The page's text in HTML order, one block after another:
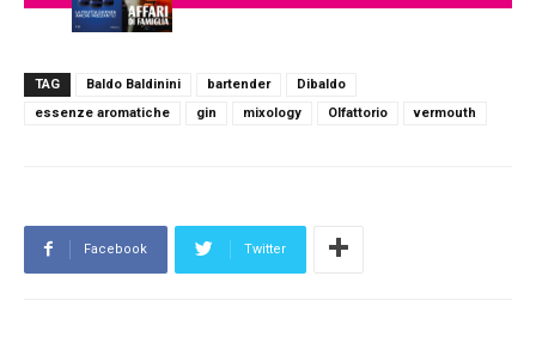
TAG Baldo Baldinini bartender
Dibaldo
essenze aromatiche
gin mixology Olfattorio vermouth
Facebook Twitter